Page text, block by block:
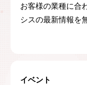
お客様の業種に合
シスの最新情報を
イベント